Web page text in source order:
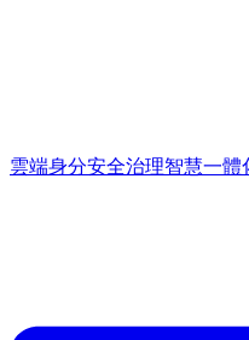
雲端身分安全治理智慧一體